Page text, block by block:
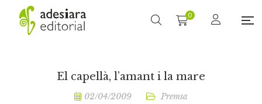
0
El capellà, l’amant i la mare
02/04/2009 Premsa